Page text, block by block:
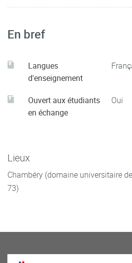
En bref
Langues
d'enseignement
Ouvert aux étudiants
en échange
Oui
Lieux
Chambéry (domaine universitaire
73)